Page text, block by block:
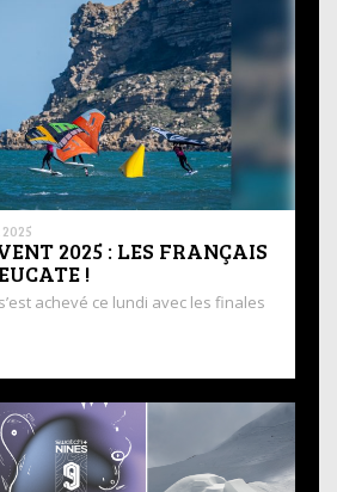
2025 : LES FRANÇAIS
!
achevé ce lundi avec les finales